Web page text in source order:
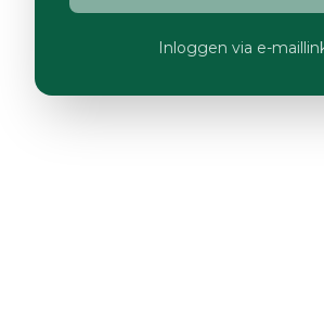
Inloggen via e-